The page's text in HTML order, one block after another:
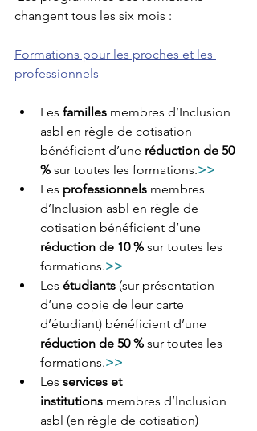
changent tous les six mois :
Formations pour les proches et les
professionnels
Les familles membres d’Inclusion
asbl en règle de cotisation
bénéficient d’une réduction de 50
% sur toutes les formations.>>
Les professionnels membres
d’Inclusion asbl en règle de
cotisation bénéficient d’une
réduction de 10 % sur toutes les
formations.>>
Les étudiants (sur présentation
d’une copie de leur carte
d’étudiant) bénéficient d’une
réduction de 50 % sur toutes les
formations.>>
Les services et
institutions membres d’Inclusion
asbl (en règle de cotisation)